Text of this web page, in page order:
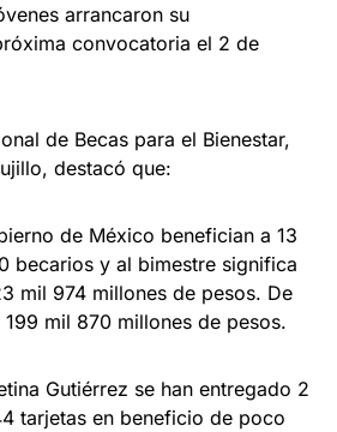
arrancaron su
convocatoria el 2 de
de Becas para el Bienestar,
destacó que:
de México benefician a 13
becarios y al bimestre significa
mil 974 millones de pesos. De
199 mil 870 millones de pesos.
Gutiérrez se han entregado 2
tarjetas en beneficio de poco